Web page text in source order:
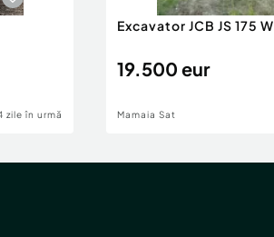
zile în urmă
Excavator JCB JS 175 W
19.500 eur
Mamaia Sat